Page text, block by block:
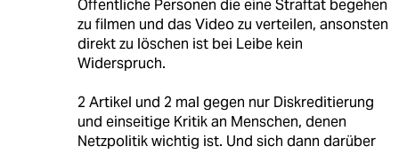
Öffentliche Personen die eine Straftat begehen
zu filmen und das Video zu verteilen, ansonsten
direkt zu löschen ist bei Leibe kein
Widerspruch.
2 Artikel und 2 mal gegen nur Diskreditierung
und einseitige Kritik an Menschen, denen
Netzpolitik wichtig ist. Und sich dann darüber